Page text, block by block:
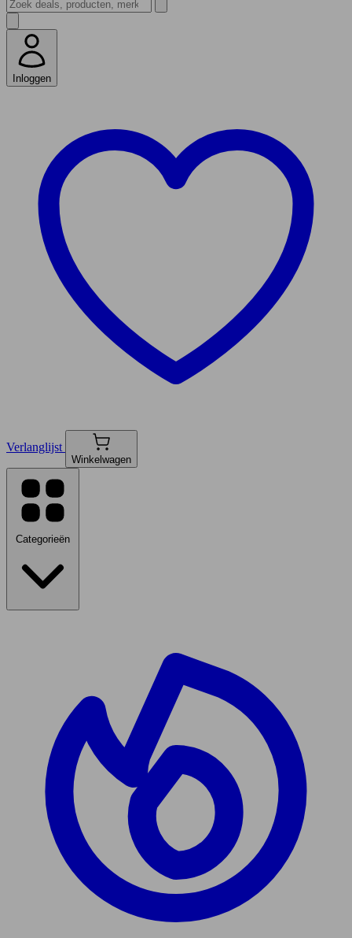
Inloggen
Verlanglijst
Winkelwagen
Categorieën